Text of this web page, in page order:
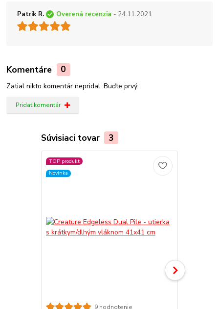
Patrik R. Overená recenzia - 24.11.2021
Komentáre 0
Zatial nikto komentár nepridal. Buďte prvý.
Pridať komentár
Súvisiaci tovar 3
TOP produkt
Novinka
9 hodnotenie